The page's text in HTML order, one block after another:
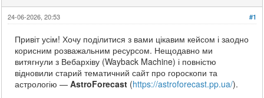
#1
24-06-2026, 20:53
Привіт усім! Хочу поділитися з вами цікавим кейсом і заодно
корисним розважальним ресурсом. Нещодавно ми
витягнули з Вебархіву (Wayback Machine) і повністю
відновили старий тематичний сайт про гороскопи та
астрологію —AstroForecast (https://astroforecast.pp.ua/).